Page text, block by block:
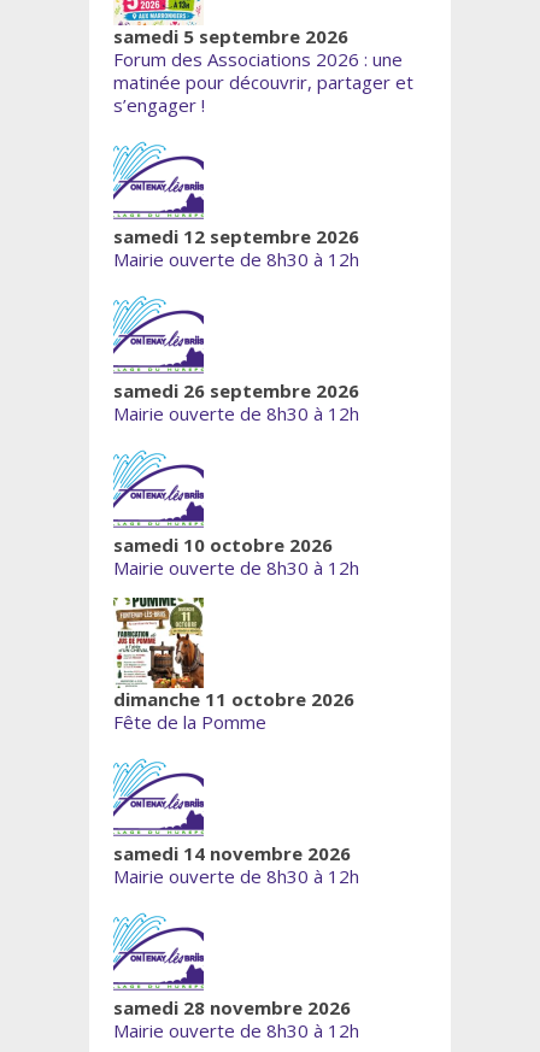
samedi 5 septembre 2026
Forum des Associations 2026 : une
matinée pour découvrir, partager et
s’engager !
samedi 12 septembre 2026
Mairie ouverte de 8h30 à 12h
samedi 26 septembre 2026
Mairie ouverte de 8h30 à 12h
samedi 10 octobre 2026
Mairie ouverte de 8h30 à 12h
dimanche 11 octobre 2026
Fête de la Pomme
samedi 14 novembre 2026
Mairie ouverte de 8h30 à 12h
samedi 28 novembre 2026
Mairie ouverte de 8h30 à 12h